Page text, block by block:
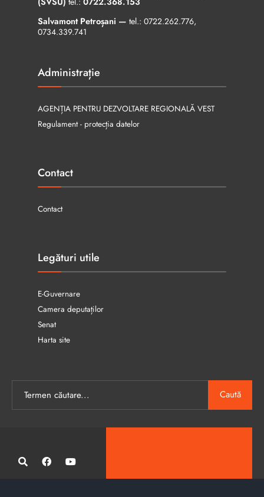
Salvamont Petroșani — tel.: 0722.262.776,
0734.339.741
Administrație
AGENȚIA PENTRU DEZVOLTARE REGIONALĂ VEST
Regulament - protecția datelor
Contact
Contact
Legături utile
E-Guvernare
Camera deputaților
Senat
Harta site
Caută